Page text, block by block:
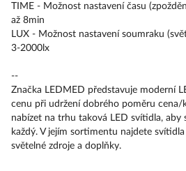
TIME - Možnost nastavení času
až 8min
LUX - Možnost nastavení soumraku
3-2000lx
--
Značka LEDMED představuje moderní
cenu při udržení dobrého poměru cena/
nabízet na trhu taková LED svítidla,
každý. V jejím sortimentu najdete
světelné zdroje a doplňky.